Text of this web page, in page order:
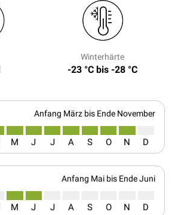
Winterhärte
-23 °C bis -28 °C
Anfang März bis Ende November
M J J A S O N D
Anfang Mai bis Ende Juni
M J J A S O N D